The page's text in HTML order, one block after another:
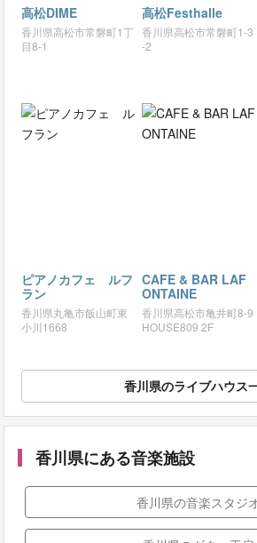
高松DIME
香川県高松市常磐町1丁
目8-1
高松Festhalle
香川県高松市常磐町1-3
-2
ピアノカフェ ルフ
ラン
香川県丸亀市飯山町東
小川1668
CAFE & BAR LAF
ONTAINE
香川県高松市亀井町8-9
HOUSE809 2F
香川県のライブハウス
香川県にある音楽施設
香川県の音楽スタジ